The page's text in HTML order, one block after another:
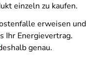
einzeln zu kaufen.
erweisen und
Ihr Energievertrag.
genau.